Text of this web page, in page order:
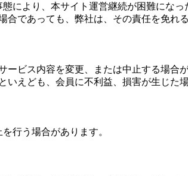
により、本サイト運営継続が困難になっ
合であっても、弊社は、その責任を免れ
ビス内容を変更、または中止する場合が
えども、会員に不利益、損害が生じた
行う場合があります。